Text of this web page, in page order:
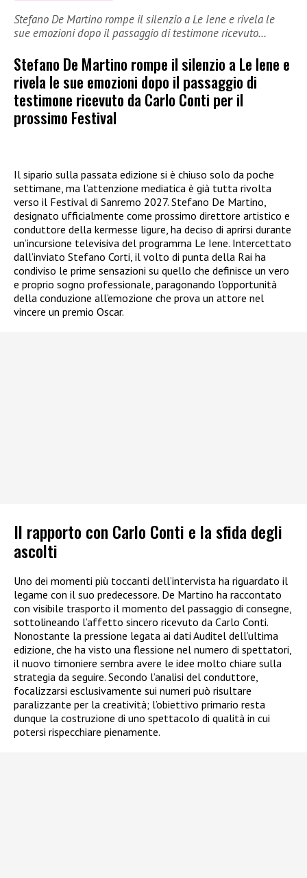
Stefano De Martino rompe il silenzio a Le Iene e rivela le
sue emozioni dopo il passaggio di testimone ricevuto…
Stefano De Martino rompe il silenzio a Le Iene e
rivela le sue emozioni dopo il passaggio di
testimone ricevuto da Carlo Conti per il
prossimo Festival
Il sipario sulla passata edizione si è chiuso solo da poche
settimane, ma l’attenzione mediatica è già tutta rivolta
verso il Festival di Sanremo 2027. Stefano De Martino,
designato ufficialmente come prossimo direttore artistico e
conduttore della kermesse ligure, ha deciso di aprirsi durante
un’incursione televisiva del programma Le Iene. Intercettato
dall’inviato Stefano Corti, il volto di punta della Rai ha
condiviso le prime sensazioni su quello che definisce un vero
e proprio sogno professionale, paragonando l’opportunità
della conduzione all’emozione che prova un attore nel
vincere un premio Oscar.
Il rapporto con Carlo Conti e la sfida degli
ascolti
Uno dei momenti più toccanti dell’intervista ha riguardato il
legame con il suo predecessore. De Martino ha raccontato
con visibile trasporto il momento del passaggio di consegne,
sottolineando l’affetto sincero ricevuto da Carlo Conti.
Nonostante la pressione legata ai dati Auditel dell’ultima
edizione, che ha visto una flessione nel numero di spettatori,
il nuovo timoniere sembra avere le idee molto chiare sulla
strategia da seguire. Secondo l’analisi del conduttore,
focalizzarsi esclusivamente sui numeri può risultare
paralizzante per la creatività; l’obiettivo primario resta
dunque la costruzione di uno spettacolo di qualità in cui
potersi rispecchiare pienamente.